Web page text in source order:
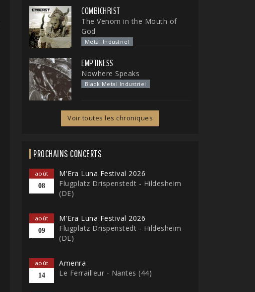
COMBICHRIST
The Venom in the Mouth of
God
Metal Industriel
EMPTINESS
Nowhere Speaks
Black Metal Industriel
Voir toutes les chroniques
PROCHAINS CONCERTS
août
08
M'Era Luna Festival 2026
Flugplatz Drispenstedt - Hildesheim
(DE)
août
09
M'Era Luna Festival 2026
Flugplatz Drispenstedt - Hildesheim
(DE)
août
14
Amenra
Le Ferrailleur - Nantes (44)